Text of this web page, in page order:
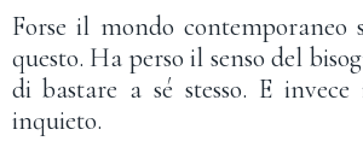
Forse il mondo contemporaneo
questo. Ha perso il senso del
di bastare a sé stesso. E
inquieto.